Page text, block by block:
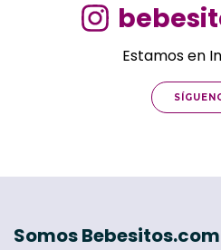
Estamos en
Somos Bebesitos.com